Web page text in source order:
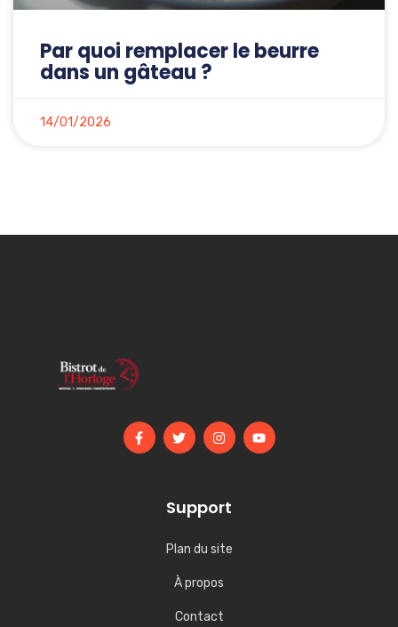
Par quoi remplacer le beurre
dans un gâteau ?
14/01/2026
Support
Plan du site
À propos
Contact